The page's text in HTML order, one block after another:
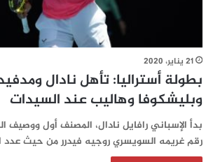
21 يناير، 2020
بطولة أستراليا: تأهل نادال
وبليشكوفا وهاليب عند السيدات
بدأ الإسباني رافايل نادال، المصنف أول ووصيف
رقم غريمه السويسري روجيه فيدرر من حيث عدد